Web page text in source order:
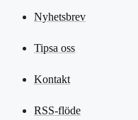
Nyhetsbrev
Tipsa oss
Kontakt
RSS-flöde